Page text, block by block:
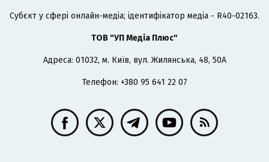
Cубєкт у сфері онлайн-медіа; ідентифікатор медіа - R40-02163.
ТОВ "УП Медіа Плюс"
Адреса: 01032, м. Київ, вул. Жилянська, 48, 50А
Телефон: +380 95 641 22 07